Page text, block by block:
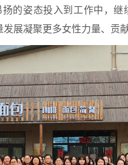
的姿态投入到工作中，
展凝聚更多女性力量、贡